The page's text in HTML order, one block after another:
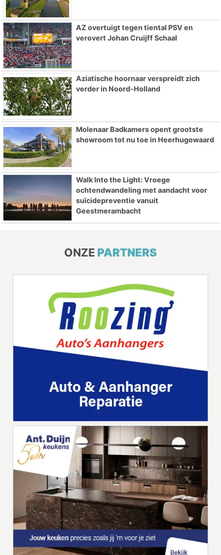
AZ overtuigt tegen tiental PSV en
verovert Johan Cruijff Schaal
Aziatische hoornaar verspreidt zich
verder in Noord-Holland
Molenaar Badkamers opent grootste
showroom tot nu toe in Heerhugowaard
Walk Into the Light: Vroege
ochtendwandeling met aandacht voor
suïcidepreventie vanuit
Geestmerambacht
ONZE PARTNERS